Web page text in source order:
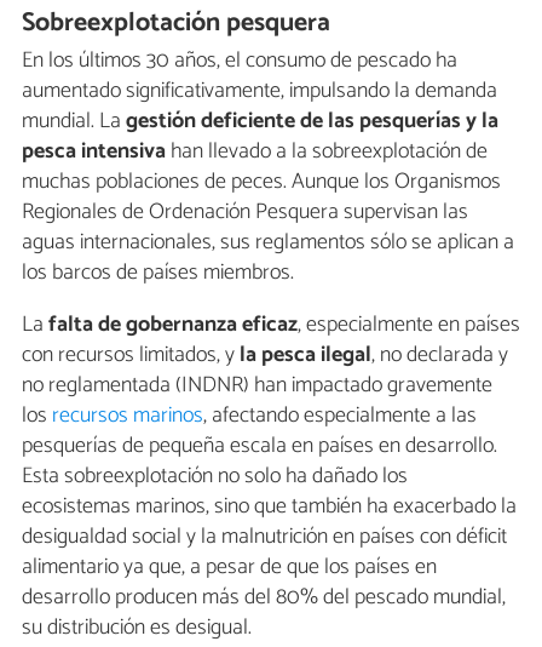
Sobreexplotación pesquera
En los últimos 30 años, el consumo de pescado ha
aumentado significativamente, impulsando la demanda
mundial. Lagestión deficiente de las pesquerías y la
pesca intensivahan llevado a la sobreexplotación de
muchas poblaciones de peces. Aunque los Organismos
Regionales de Ordenación Pesquera supervisan las
aguas internacionales, sus reglamentos sólo se aplican a
los barcos de países miembros.
Lafalta de gobernanza eficaz, especialmente en países
con recursos limitados, yla pesca ilegal, no declarada y
no reglamentada (INDNR) han impactado gravemente
los recursos marinos, afectando especialmente a las
pesquerías de pequeña escala en países en desarrollo.
Esta sobreexplotación no solo ha dañado los
ecosistemas marinos, sino que también ha exacerbado la
desigualdad social y la malnutrición en países con déficit
alimentario ya que, a pesar de que los países en
desarrollo producen más del 80% del pescado mundial,
su distribución es desigual.